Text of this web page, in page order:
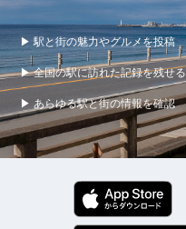
▶ 駅と街の魅力やグルメを投稿
▶ 全国の駅に訪れた記録を残せる
▶ あらゆる駅と街の情報を確認